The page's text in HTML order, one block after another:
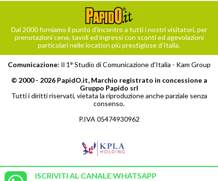
ISCRIVITI AL CANALE WHATSAPP
Dal 2000 forniamo il punto d’incontro a tutti i nostri visitatori, per
prenotazioni cene, tavoli ed ingressi con sconti ed agevolazioni
particolari nelle location più prestigiose d’Italia.
Comunicazione: Il 1° Studio di Comunicazione d'Italia - Kam Group
© 2000 - 2026 PapidO.it, Marchio registrato in concessione a
Gruppo Papido srl
Tutti i diritti riservati, vietata la riproduzione anche parziale senza
consenso.
P.IVA 05474930962